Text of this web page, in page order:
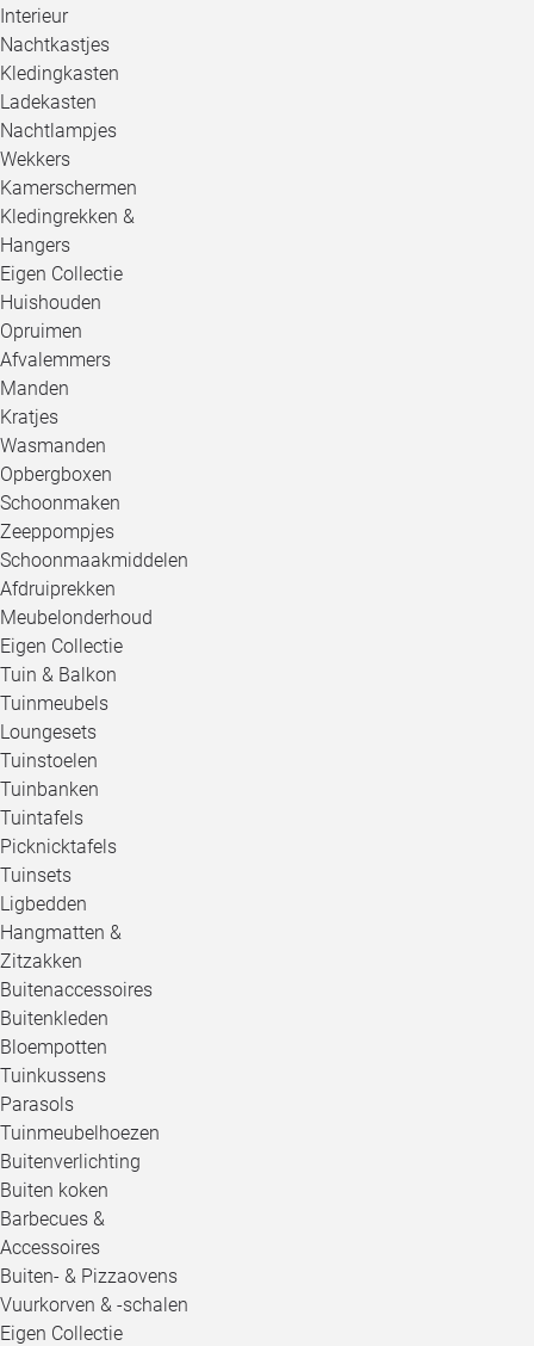
Interieur
Nachtkastjes
Kledingkasten
Ladekasten
Nachtlampjes
Wekkers
Kamerschermen
Kledingrekken &
Hangers
Eigen Collectie
Huishouden
Opruimen
Afvalemmers
Manden
Kratjes
Wasmanden
Opbergboxen
Schoonmaken
Zeeppompjes
Schoonmaakmiddelen
Afdruiprekken
Meubelonderhoud
Eigen Collectie
Tuin & Balkon
Tuinmeubels
Loungesets
Tuinstoelen
Tuinbanken
Tuintafels
Picknicktafels
Tuinsets
Ligbedden
Hangmatten &
Zitzakken
Buitenaccessoires
Buitenkleden
Bloempotten
Tuinkussens
Parasols
Tuinmeubelhoezen
Buitenverlichting
Buiten koken
Barbecues &
Accessoires
Buiten- & Pizzaovens
Vuurkorven & -schalen
Eigen Collectie